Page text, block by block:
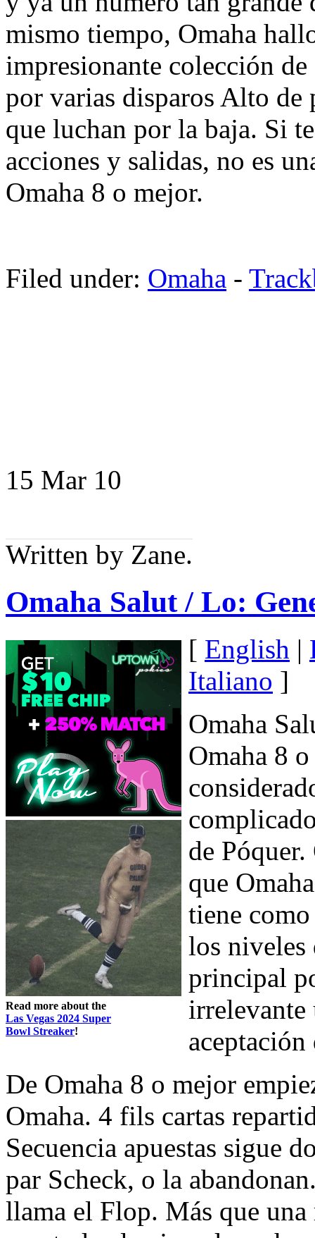
mismo tiempo, Omaha
impresionante colección
por varias disparos Alto de
que luchan por la baja. Si
acciones y salidas, no es
Omaha 8 o mejor.
Filed under: Omaha -
15 Mar 10
Written by Zane.
Omaha Salut / Lo:
Read more about the
Las Vegas 2024 Super
Bowl Streaker!
[ English |
Italiano ]
Omaha
Omaha 8
de
que
tiene
los niveles
principal
irrelevante
aceptación
De Omaha 8 o mejor
Omaha. 4 fils cartas
Secuencia apuestas sigue
par Scheck, o la
llama el Flop. Más que una